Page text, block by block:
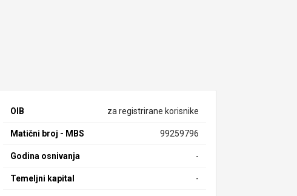
OIB za registrirane korisnike
Matični broj - MBS 99259796
Godina osnivanja -
Temeljni kapital -